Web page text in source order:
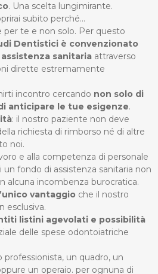
. Una scelta lungimirante.
subito perché…
per te e non solo. Per questo
Dentistici è convenzionato
sanitaria attraverso
dirette estremamente
incontro cercando non solo di
anticipare le tue esigenze.
: il nostro paziente non deve
richiesta di rimborso né di altre
noi.
e alla competenza di personale
fondo di assistenza sanitaria non
alcuna incombenza burocratica.
vantaggio che il nostro
esclusiva.
listini agevolati e possibilità
delle spese odontoiatriche
professionista, un quadro, un
un operaio. per ognuna di